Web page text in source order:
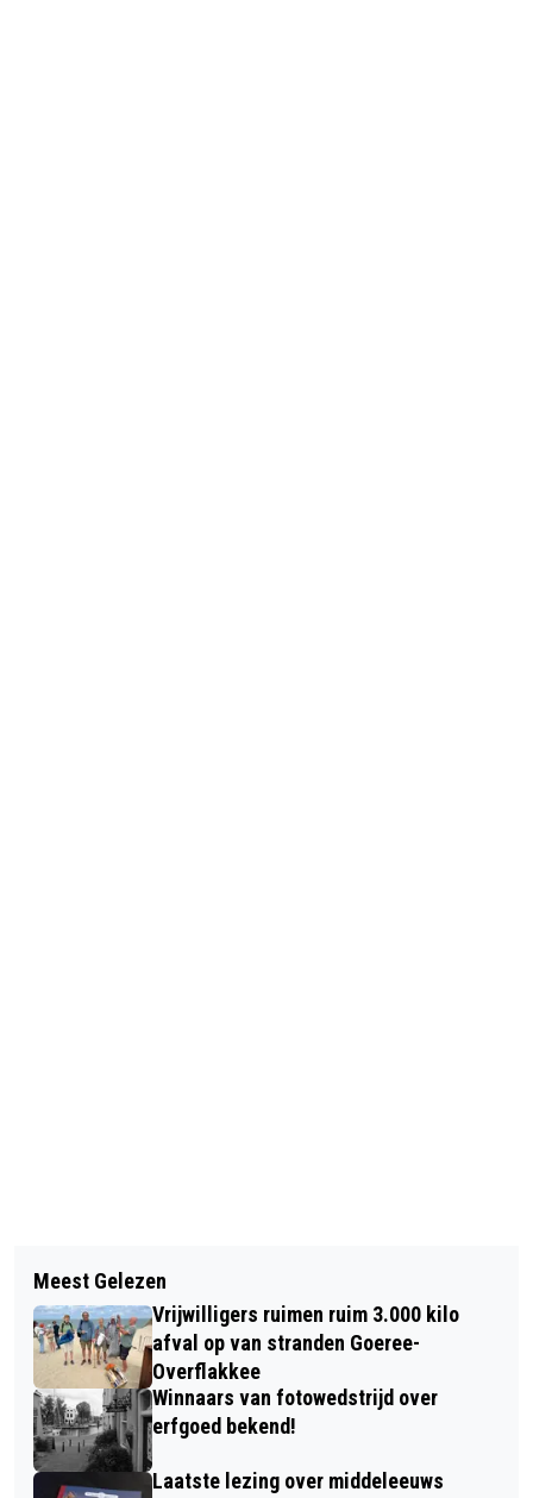
EXPOSITIE OVER MIDDELEEUWSE
VONDSTEN IN RAADHUIS
OOLTGENSPLAAT
JEFTHA VAN DER WENDE GEEFT
EXAMENCONCERT ‘FANTASY
COMPLETE’ IN OUDE-TONGE
Meest Gelezen
Vrijwilligers ruimen ruim 3.000 kilo
afval op van stranden Goeree-
Overflakkee
Winnaars van fotowedstrijd over
erfgoed bekend!
Laatste lezing over middeleeuws